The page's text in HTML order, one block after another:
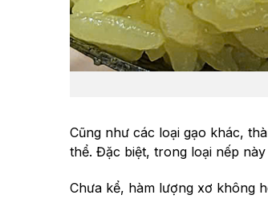
Cũng như các loại gạo khác,
thể. Đặc biệt, trong loại nếp
Chưa kể, hàm lượng xơ không